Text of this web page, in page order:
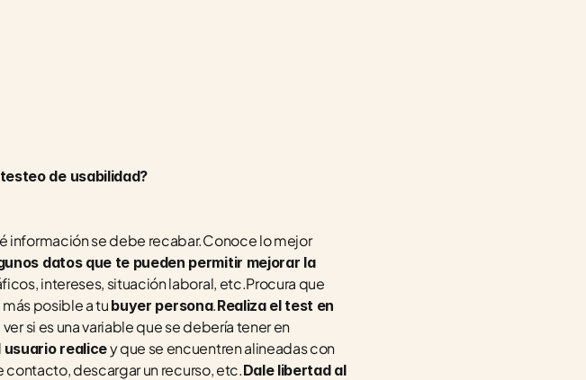
de usabilidad?
información se debe recabar.Conoce lo mejor
datos que te pueden permitir mejorar la
intereses, situación laboral, etc.Procura que
posible a tu buyer persona.Realiza el test en
si es una variable que se debería tener en
usuario realice y que se encuentren alineadas con
descargar un recurso, etc.Dale libertad al